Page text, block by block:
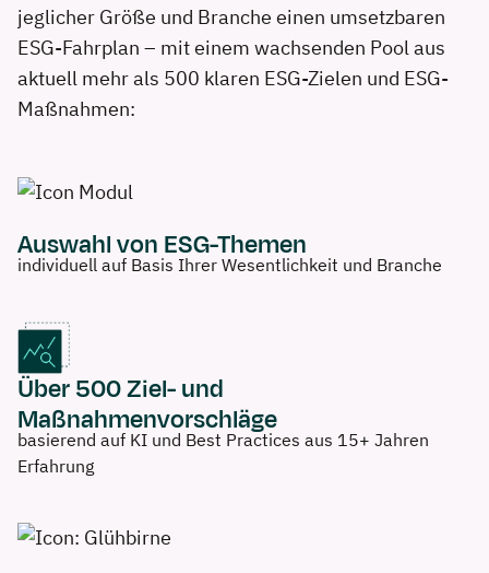
jeglicher Größe und Branche einen umsetzbaren
ESG-Fahrplan – mit einem wachsenden Pool aus
aktuell mehr als 500 klaren ESG-Zielen und ESG-
Maßnahmen:
Auswahl von ESG-Themen
individuell auf Basis Ihrer Wesentlichkeit und Branche
Über 500 Ziel- und
Maßnahmenvorschläge
basierend auf KI und Best Practices aus 15+ Jahren
Erfahrung